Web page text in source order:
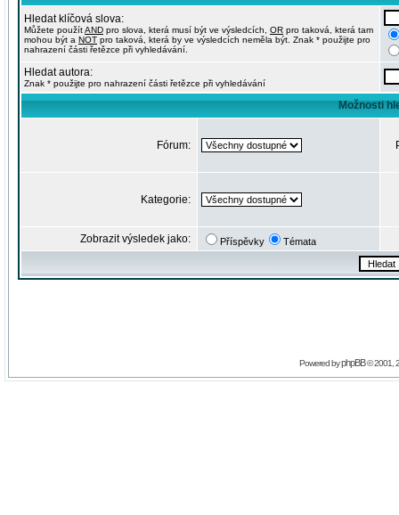
Hledat klíčová slova:
Můžete použítAND pro slova, která musí být ve výsledcích, OR pro taková, která tam
mohou být a NOT pro taková, která by ve výsledcích neměla být. Znak * použijte pro
nahrazení části řetězce při vyhledávání.
Hledat autora:
Znak * použijte pro nahrazení části řetězce při vyhledávání
Možnosti
Fórum:
Kategorie:
Zobrazit výsledek jako: Příspěvky Témata
Powered byphpBB© 2001,